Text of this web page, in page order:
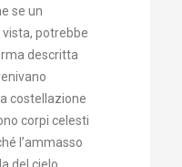
se un
potrebbe
descritta
costellazione
corpi celesti
l’ammasso
del cielo.